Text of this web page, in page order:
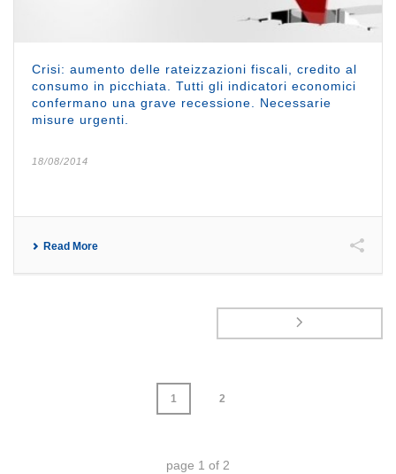
Crisi: aumento delle rateizzazioni fiscali, credito al
consumo in picchiata. Tutti gli indicatori economici
confermano una grave recessione. Necessarie
misure urgenti.
18/08/2014
Read More
1 2
page 1 of 2